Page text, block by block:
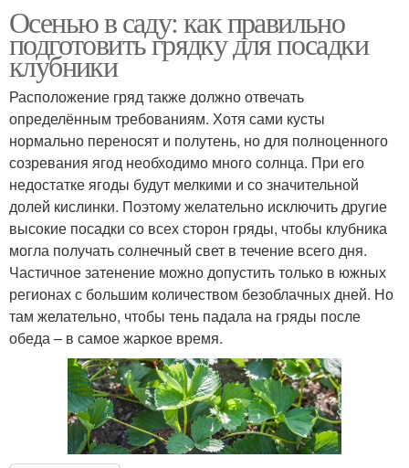
Осенью в саду: как правильно
подготовить грядку для посадки
клубники
Расположение гряд также должно отвечать
определённым требованиям. Хотя сами кусты
нормально переносят и полутень, но для полноценного
созревания ягод необходимо много солнца. При его
недостатке ягоды будут мелкими и со значительной
долей кислинки. Поэтому желательно исключить другие
высокие посадки со всех сторон гряды, чтобы клубника
могла получать солнечный свет в течение всего дня.
Частичное затенение можно допустить только в южных
регионах с большим количеством безоблачных дней. Но
там желательно, чтобы тень падала на гряды после
обеда – в самое жаркое время.